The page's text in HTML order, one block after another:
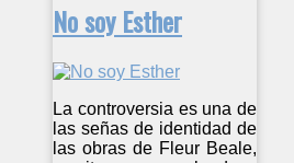
No soy Esther
La controversia es una de
las señas de identidad de
las obras de Fleur Beale,